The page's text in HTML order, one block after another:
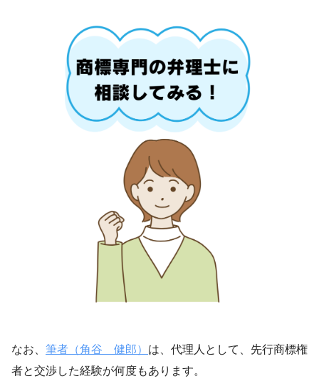
なお、 筆者（角谷 健郎） は、代理人として、先行商標権
者と交渉した経験が何度もあります。